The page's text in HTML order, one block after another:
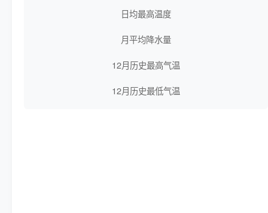
日均最高温度
月平均降水量
12月历史最高气温
12月历史最低气温